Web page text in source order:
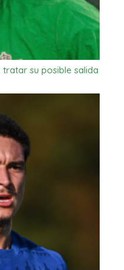
tratar su posible salida